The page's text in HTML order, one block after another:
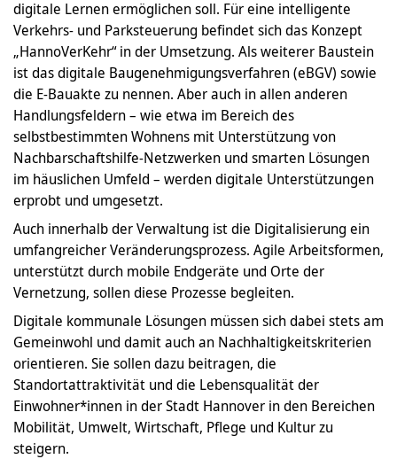
digitale Lernen ermöglichen soll. Für eine intelligente
Verkehrs- und Parksteuerung befindet sich das Konzept
„HannoVerKehr“ in der Umsetzung. Als weiterer Baustein
ist das digitale Baugenehmigungsverfahren (eBGV) sowie
die E-Bauakte zu nennen. Aber auch in allen anderen
Handlungsfeldern – wie etwa im Bereich des
selbstbestimmten Wohnens mit Unterstützung von
Nachbarschaftshilfe-Netzwerken und smarten Lösungen
im häuslichen Umfeld – werden digitale Unterstützungen
erprobt und umgesetzt.
Auch innerhalb der Verwaltung ist die Digitalisierung ein
umfangreicher Veränderungsprozess. Agile Arbeitsformen,
unterstützt durch mobile Endgeräte und Orte der
Vernetzung, sollen diese Prozesse begleiten.
Digitale kommunale Lösungen müssen sich dabei stets am
Gemeinwohl und damit auch an Nachhaltigkeitskriterien
orientieren. Sie sollen dazu beitragen, die
Standortattraktivität und die Lebensqualität der
Einwohner*innen in der Stadt Hannover in den Bereichen
Mobilität, Umwelt, Wirtschaft, Pflege und Kultur zu
steigern.